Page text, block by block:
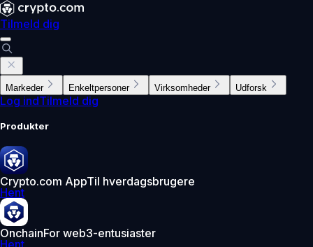
Tilmeld dig
Markeder Enkeltpersoner Virksomheder Udforsk
Log indTilmeld dig
Produkter
Crypto.com AppTil hverdagsbrugere
Hent
OnchainFor web3-entusiaster